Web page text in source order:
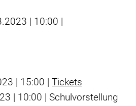
| 10:00 |
| 15:00 | Tickets
| 10:00 | Schulvorstellung